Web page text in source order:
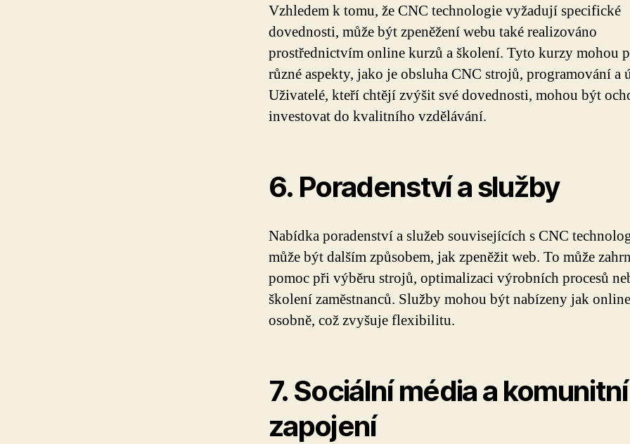
Vzhledem k tomu, že CNC technologie vyžadují specifické
dovednosti, může být zpeněžení webu také realizováno
prostřednictvím online kurzů a školení. Tyto kurzy mohou
různé aspekty, jako je obsluha CNC strojů, programování a
Uživatelé, kteří chtějí zvýšit své dovednosti, mohou být
investovat do kvalitního vzdělávání.
6. Poradenství a služby
Nabídka poradenství a služeb souvisejících s CNC
může být dalším způsobem, jak zpeněžit web. To může
pomoc při výběru strojů, optimalizaci výrobních procesů
školení zaměstnanců. Služby mohou být nabízeny jak
osobně, což zvyšuje flexibilitu.
7. Sociální média a komunitní
zapojení